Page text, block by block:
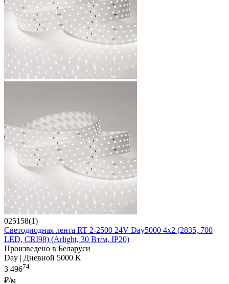
025158(1)
Светодиодная лента RT 2-2500 24V Day5000 4x2 (2835, 700
LED, CRI98) (Arlight, 30 Вт/м, IP20)
Произведено в Беларуси
Day | Дневной 5000 K
3 49674
₽/м